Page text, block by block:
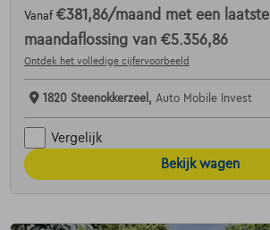
Vanaf €381,86/maand met een laatste
maandaflossing van €5.356,86
Ontdek het volledige cijfervoorbeeld
1820 Steenokkerzeel, Auto Mobile Invest
Vergelijk
Bekijk wagen